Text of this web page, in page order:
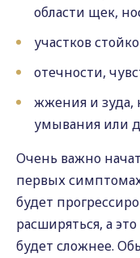
области щек,
участков
отечности,
жжения и зуда,
умывания или
Очень важно
первых
будет
расширяться, а
будет сложнее.